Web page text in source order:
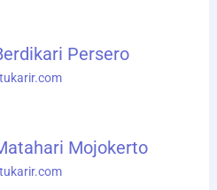
Persero
Mojokerto